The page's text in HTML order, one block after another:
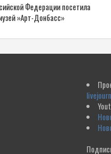
Федерации посетила
»Арт-Донбасс»